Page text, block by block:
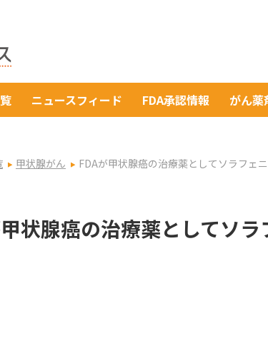
ニュースフィード FDA承認情報 がん薬
甲状腺がん FDAが甲状腺癌の治療薬としてソラフェ
状腺癌の治療薬としてソ